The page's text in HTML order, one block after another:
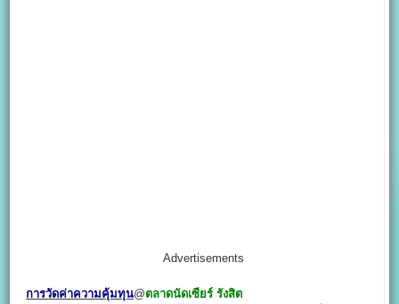
Advertisements
การวัดค่าความคุ้มทุน@ตลาดนัดเซียร์ รังสิต